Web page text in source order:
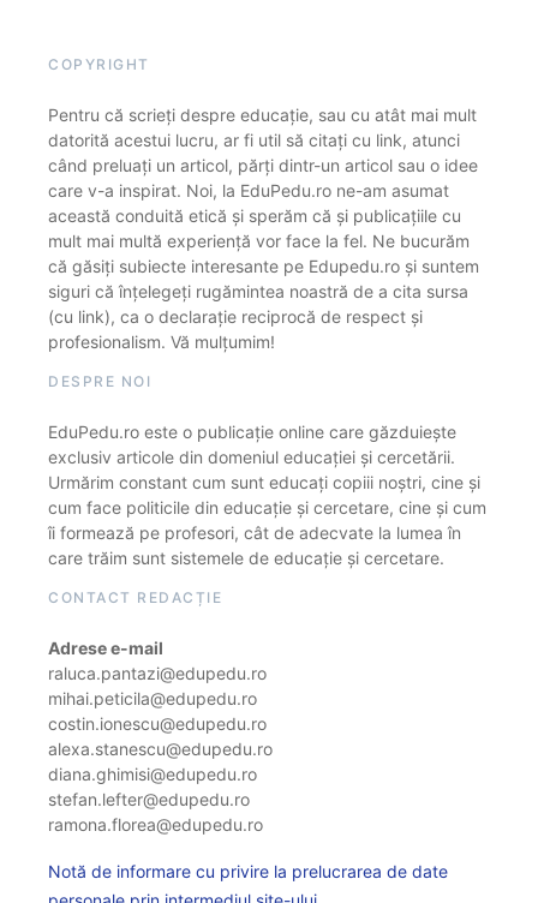
COPYRIGHT
Pentru că scrieți despre educație, sau cu atât mai mult
datorită acestui lucru, ar fi util să citați cu link, atunci
când preluați un articol, părți dintr-un articol sau o idee
care v-a inspirat. Noi, la EduPedu.ro ne-am asumat
această conduită etică și sperăm că și publicațiile cu
mult mai multă experiență vor face la fel. Ne bucurăm
că găsiți subiecte interesante pe Edupedu.ro și suntem
siguri că înțelegeți rugămintea noastră de a cita sursa
(cu link), ca o declarație reciprocă de respect și
profesionalism. Vă mulțumim!
DESPRE NOI
EduPedu.ro este o publicație online care găzduiește
exclusiv articole din domeniul educației și cercetării.
Urmărim constant cum sunt educați copiii noștri, cine și
cum face politicile din educație și cercetare, cine și cum
îi formează pe profesori, cât de adecvate la lumea în
care trăim sunt sistemele de educație și cercetare.
CONTACT REDACȚIE
Adrese e-mail
raluca.pantazi@edupedu.ro
mihai.peticila@edupedu.ro
costin.ionescu@edupedu.ro
alexa.stanescu@edupedu.ro
diana.ghimisi@edupedu.ro
stefan.lefter@edupedu.ro
ramona.florea@edupedu.ro
Notă de informare cu privire la prelucrarea de date